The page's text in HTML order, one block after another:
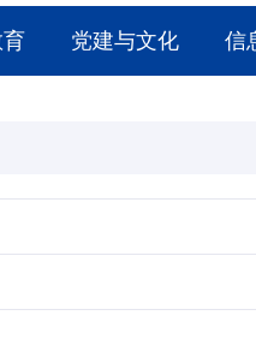
党建与文化 信